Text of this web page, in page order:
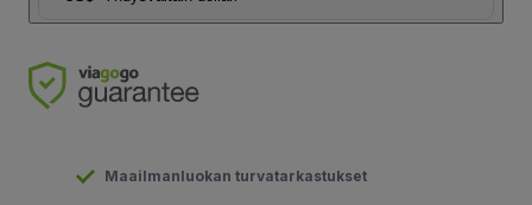
Maailmanluokan turvatarkastukset